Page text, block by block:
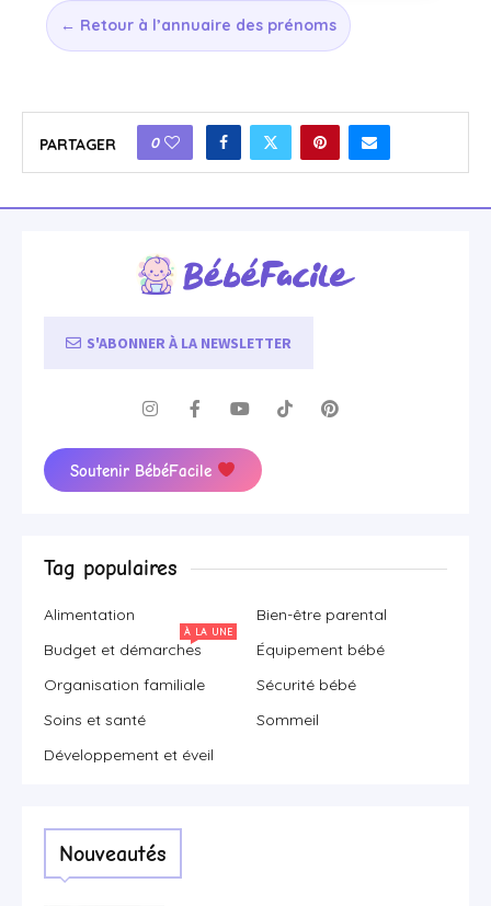
← Retour à l’annuaire des prénoms
PARTAGER 0
S'ABONNER À LA NEWSLETTER
Soutenir BébéFacile
Tag populaires
Alimentation
Bien-être parental
Budget et démarches
À LA UNE
Équipement bébé
Organisation familiale
Sécurité bébé
Soins et santé
Sommeil
Développement et éveil
Nouveautés